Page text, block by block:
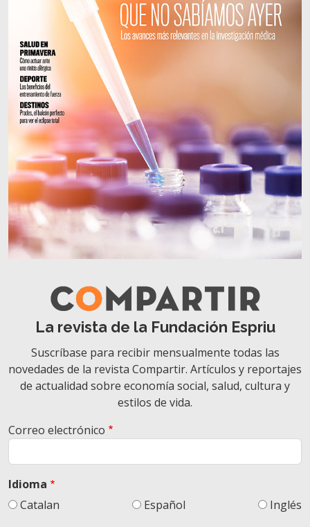
La revista de la Fundación Espriu
Suscríbase para recibir mensualmente todas las
novedades de la revista Compartir. Artículos y reportajes
de actualidad sobre economía social, salud, cultura y
estilos de vida.
Correo electrónico
Idioma
Catalan
Español Inglés